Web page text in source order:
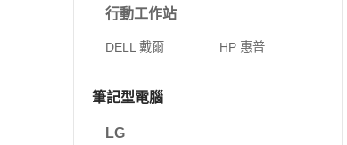
行動工作站
DELL 戴爾 HP 惠普
筆記型電腦
LG